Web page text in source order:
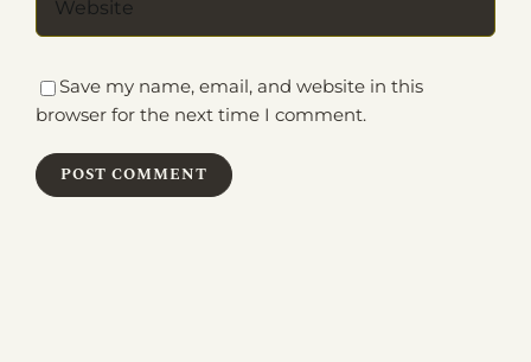
Save my name, email, and website in this
browser for the next time I comment.